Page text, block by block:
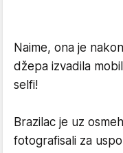
Naime, ona je
džepa izvadila
selfi!
Brazilac je uz
fotografisali za